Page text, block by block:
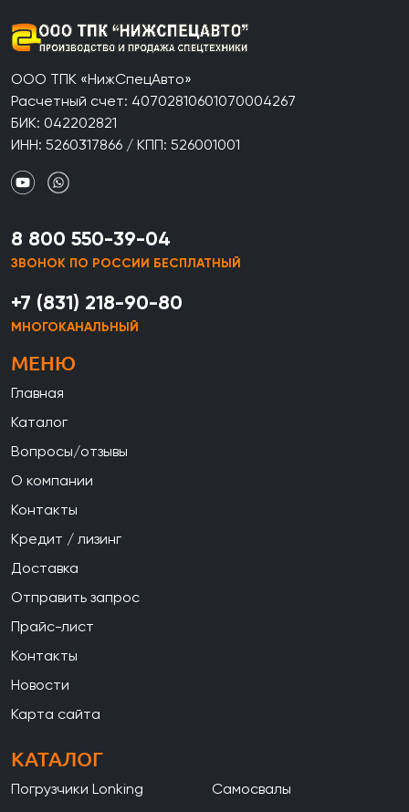
ООО ТПК «НижСпецАвто»
Расчетный счет: 40702810601070004267
БИК: 042202821
ИНН: 5260317866 / КПП: 526001001
8 800 550-39-04
ЗВОНОК ПО РОССИИ БЕСПЛАТНЫЙ
+7 (831) 218-90-80
МНОГОКАНАЛЬНЫЙ
МЕНЮ
Главная
Каталог
Вопросы/отзывы
О компании
Контакты
Кредит / лизинг
Доставка
Отправить запрос
Прайс-лист
Контакты
Новости
Карта сайта
КАТАЛОГ
Погрузчики Lonking
Самосвалы